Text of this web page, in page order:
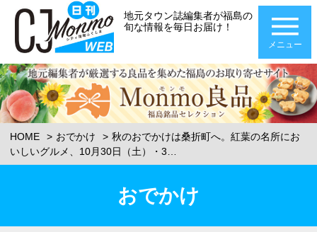
地元タウン誌編集者が福島の
旬な情報を毎日お届け！
メニュー
HOME おでかけ
秋のおでかけは桑折町へ。紅葉の名所にお
いしいグルメ、10月30日（土）・3…
おでかけ